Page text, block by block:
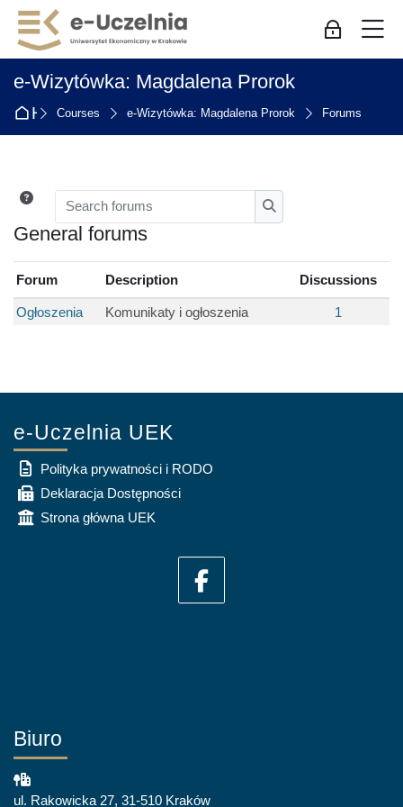
Skip to navigation
Skip to login form
Skip to main content
Skip to accessibility options
Skip to footer
Skip accessibility options
Log in for
e-Wizytówka: Magdalena Prorok
HomeCourses e-Wizytówka: Magdalena Prorok Forums
Search forums
Search forums
General forums
Forum Description Discussions
Ogłoszenia Komunikaty i ogłoszenia 1
e-Uczelnia UEK
Polityka prywatności i RODO
Deklaracja Dostępności
Strona główna UEK
Biuro
ul. Rakowicka 27, 31-510 Kraków